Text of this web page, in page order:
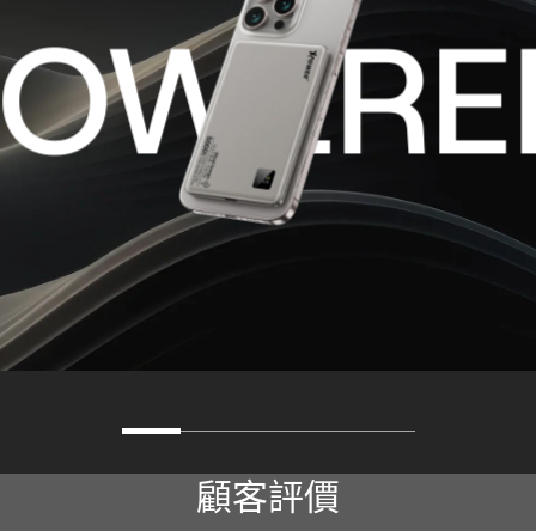
XPOWER 屢獲香港業界及科技權威機構認可，實力備受肯定。
顧客評價